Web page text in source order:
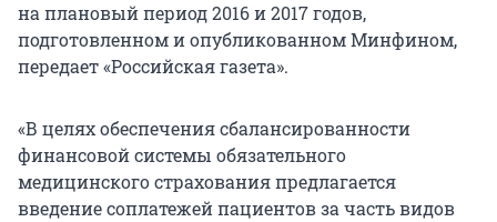
на плановый период 2016 и 2017 годов,
подготовленном и опубликованном Минфином,
передает «Российская газета».
«В целях обеспечения сбалансированности
финансовой системы обязательного
медицинского страхования предлагается
введение соплатежей пациентов за часть видов